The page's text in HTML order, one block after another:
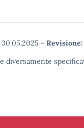
30.05.2025 - Revisione:
diversamente